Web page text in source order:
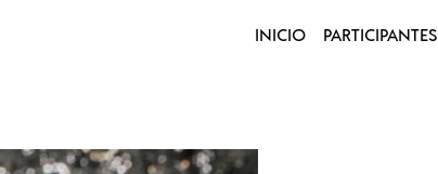
INICIO PARTICIPANTES